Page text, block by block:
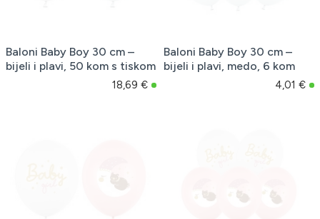
Baloni Baby Boy 30 cm –
bijeli i plavi, 50 kom s tiskom
18,69 €
Baloni Baby Boy 30 cm –
bijeli i plavi, medo, 6 kom
4,01 €